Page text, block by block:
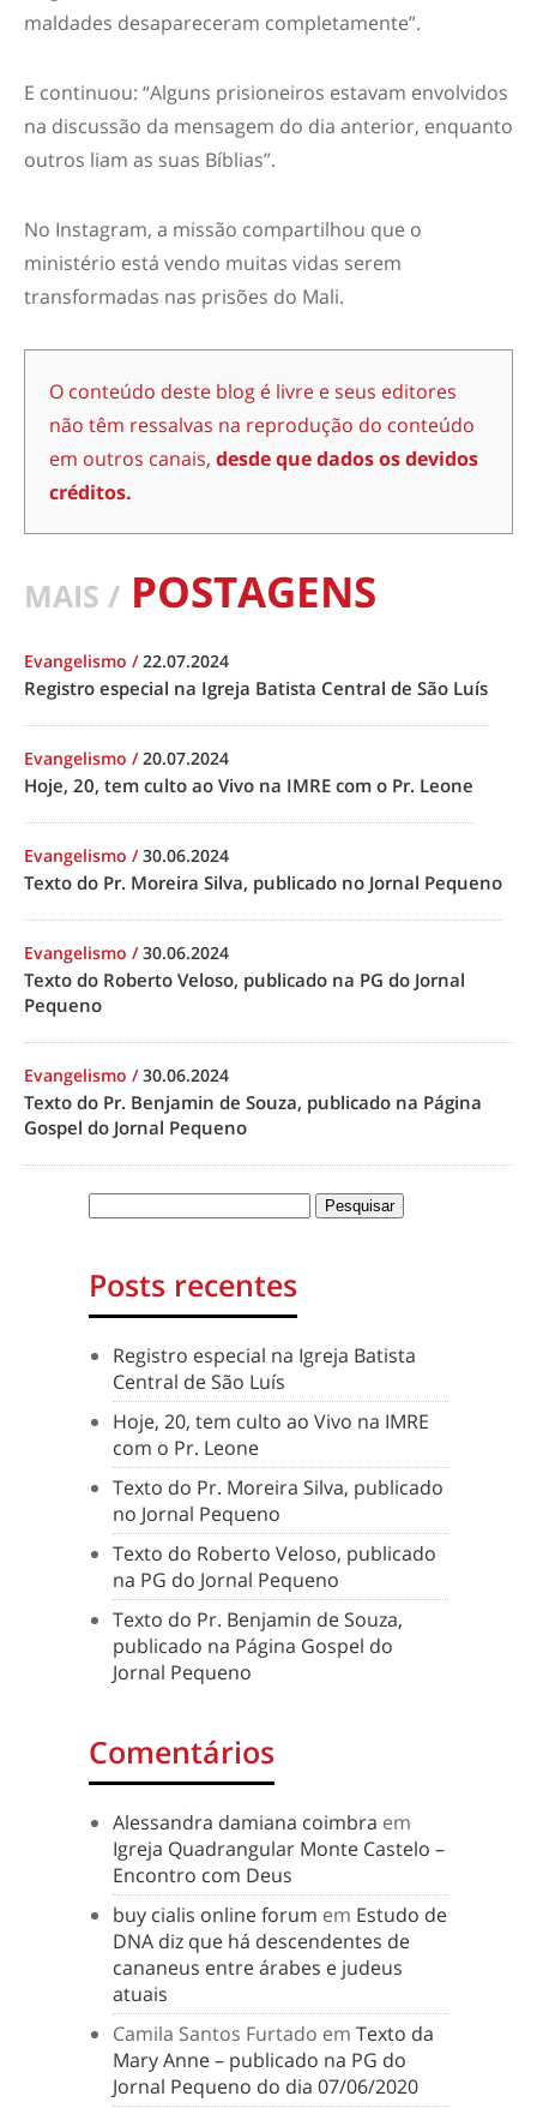
maldades desapareceram completamente”.
E continuou: “Alguns prisioneiros estavam envolvidos
na discussão da mensagem do dia anterior, enquanto
outros liam as suas Bíblias”.
No Instagram, a missão compartilhou que o
ministério está vendo muitas vidas serem
transformadas nas prisões do Mali.
O conteúdo deste blog é livre e seus editores
não têm ressalvas na reprodução do conteúdo
em outros canais, desde que dados os devidos
créditos.
MAIS / POSTAGENS
Evangelismo /22.07.2024
Registro especial na Igreja Batista Central de São Luís
Evangelismo /20.07.2024
Hoje, 20, tem culto ao Vivo na IMRE com o Pr. Leone
Evangelismo /30.06.2024
Texto do Pr. Moreira Silva, publicado no Jornal Pequeno
Evangelismo /30.06.2024
Texto do Roberto Veloso, publicado na PG do Jornal
Pequeno
Evangelismo /30.06.2024
Texto do Pr. Benjamin de Souza, publicado na Página
Gospel do Jornal Pequeno
Posts recentes
Registro especial na Igreja Batista
Central de São Luís
Hoje, 20, tem culto ao Vivo na IMRE
com o Pr. Leone
Texto do Pr. Moreira Silva, publicado
no Jornal Pequeno
Texto do Roberto Veloso, publicado
na PG do Jornal Pequeno
Texto do Pr. Benjamin de Souza,
publicado na Página Gospel do
Jornal Pequeno
Comentários
Alessandra damiana coimbra em
Igreja Quadrangular Monte Castelo –
Encontro com Deus
buy cialis online forum em Estudo de
DNA diz que há descendentes de
cananeus entre árabes e judeus
atuais
Camila Santos Furtado em Texto da
Mary Anne – publicado na PG do
Jornal Pequeno do dia 07/06/2020